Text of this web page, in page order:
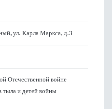
ул. Карла Маркса, д.3
Отечественной войне
тыла и детей войны